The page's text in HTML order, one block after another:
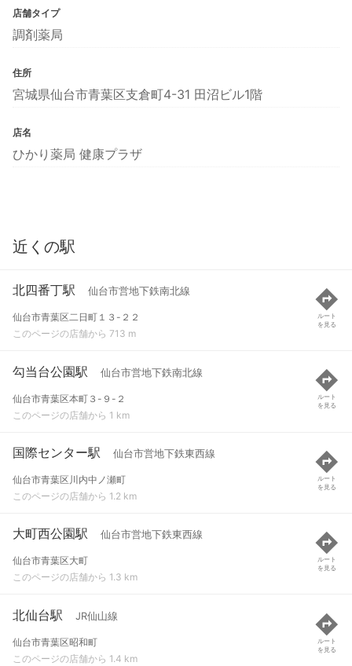
店舗タイプ
調剤薬局
住所
宮城県仙台市青葉区支倉町4-31 田沼ビル1階
店名
ひかり薬局 健康プラザ
近くの駅
北四番丁駅 仙台市営地下鉄南北線
仙台市青葉区二日町１３-２２
このページの店舗から 713 m
ルート
を見る
勾当台公園駅 仙台市営地下鉄南北線
仙台市青葉区本町３-９-２
このページの店舗から 1 km
ルート
を見る
国際センター駅 仙台市営地下鉄東西線
仙台市青葉区川内中ノ瀬町
このページの店舗から 1.2 km
ルート
を見る
大町西公園駅 仙台市営地下鉄東西線
仙台市青葉区大町
このページの店舗から 1.3 km
ルート
を見る
北仙台駅 JR仙山線
仙台市青葉区昭和町
このページの店舗から 1.4 km
ルート
を見る